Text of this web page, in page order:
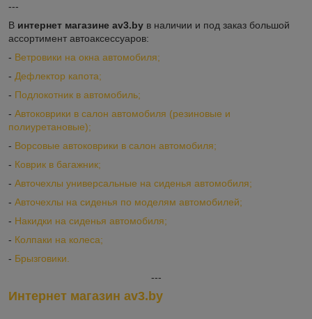
---
В интернет магазине av3.by в наличии и под заказ большой
ассортимент автоаксессуаров:
- Ветровики на окна автомобиля;
- Дефлектор капота;
- Подлокотник в автомобиль;
- Автоковрики в салон автомобиля (резиновые и
полиуретановые);
- Ворсовые автоковрики в салон автомобиля;
- Коврик в багажник;
- Авточехлы универсальные на сиденья автомобиля;
- Авточехлы на сиденья по моделям автомобилей;
- Накидки на сиденья автомобиля;
- Колпаки на колеса;
- Брызговики.
---
Интернет магазин av3.by